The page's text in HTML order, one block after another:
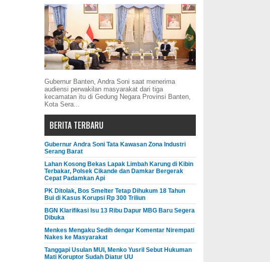
Gubernur Banten, Andra Soni saat menerima
audiensi perwakilan masyarakat dari tiga
kecamatan itu di Gedung Negara Provinsi Banten,
Kota Sera...
BERITA TERBARU
Gubernur Andra Soni Tata Kawasan Zona Industri
Serang Barat
Lahan Kosong Bekas Lapak Limbah Karung di Kibin
Terbakar, Polsek Cikande dan Damkar Bergerak
Cepat Padamkan Api
PK Ditolak, Bos Smelter Tetap Dihukum 18 Tahun
Bui di Kasus Korupsi Rp 300 Triliun
BGN Klarifikasi Isu 13 Ribu Dapur MBG Baru Segera
Dibuka
Menkes Mengaku Sedih dengar Komentar Nirempati
Nakes ke Masyarakat
Tanggapi Usulan MUI, Menko Yusril Sebut Hukuman
Mati Koruptor Sudah Diatur UU